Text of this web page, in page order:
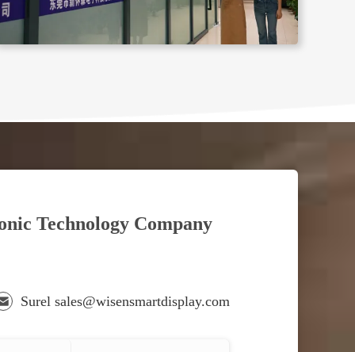
Technology Company
Surel sales@wisensmartdisplay.com